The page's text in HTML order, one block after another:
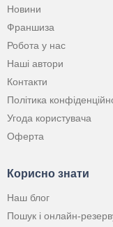
Новини
Франшиза
Робота у нас
Наші автори
Контакти
Політика
Угода користувача
Оферта
Корисно знати
Наш блог
Пошук і онлайн-